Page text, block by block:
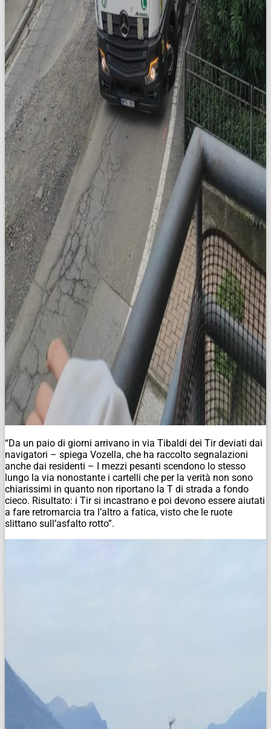
“Da un paio di giorni arrivano in via Tibaldi dei Tir deviati dai
navigatori – spiega Vozella, che ha raccolto segnalazioni
anche dai residenti – I mezzi pesanti scendono lo stesso
lungo la via nonostante i cartelli che per la verità non sono
chiarissimi in quanto non riportano la T di strada a fondo
cieco. Risultato: i Tir si incastrano e poi devono essere aiutati
a fare retromarcia tra l’altro a fatica, visto che le ruote
slittano sull’asfalto rotto”.